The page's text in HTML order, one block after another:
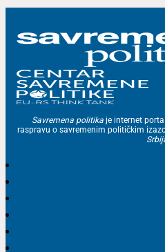
Savremena politika je internet
raspravu o savremenim političkim